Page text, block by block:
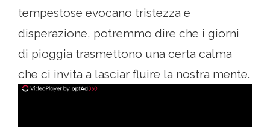
tempestose evocano tristezza e
disperazione, potremmo dire che i giorni
di pioggia trasmettono una certa calma
che ci invita a lasciar fluire la nostra mente.